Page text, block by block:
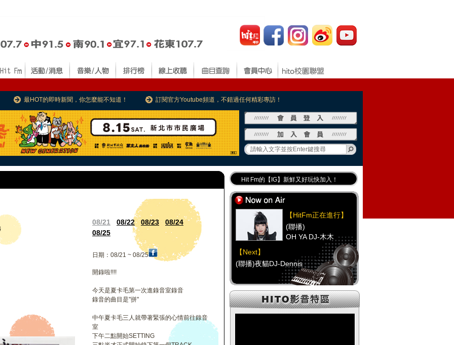
最HOT的即時新聞，你怎麼能不知道！ 訂閱官方Youtube頻道，不錯過任何精彩專訪！
08/21 08/22 08/23
08/24
08/25
日期：08/21 ~ 08/25
開錄啦!!!!
今天是夏卡毛第一次進錄音室錄音
錄音的曲目是"拼"
中午夏卡毛三人就帶著緊張的心情前往錄音
室
下午二點開始SETTING
Hit Fm的【IG】新鮮又好玩快加入！
Hit Fm【FB臉書粉絲團】等你加入！
最專業《DJ推薦》好音樂千萬別錯過！
好康報報 最新優惠訊息都在這！
【HitFm正在進行】
(聯播)
OH YA DJ-木木
【Next】
(聯播)夜貓DJ-Dennis
【HitFm正在進行】
(聯播)